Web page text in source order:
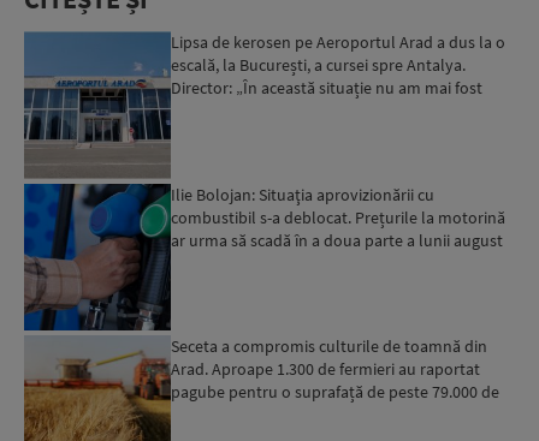
Lipsa de kerosen pe Aeroportul Arad a dus la o
escală, la București, a cursei spre Antalya.
Director: „În această situație nu am mai fost
Ilie Bolojan: Situaţia aprovizionării cu
combustibil s-a deblocat. Prețurile la motorină
ar urma să scadă în a doua parte a lunii august
Seceta a compromis culturile de toamnă din
Arad. Aproape 1.300 de fermieri au raportat
pagube pentru o suprafață de peste 79.000 de